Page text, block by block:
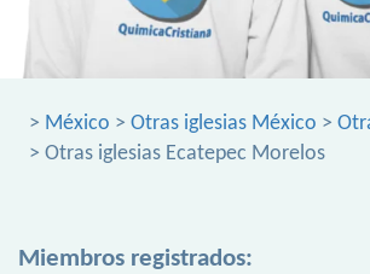
> México > Otras iglesias México >
> Otras iglesias Ecatepec Morelos
Miembros registrados: